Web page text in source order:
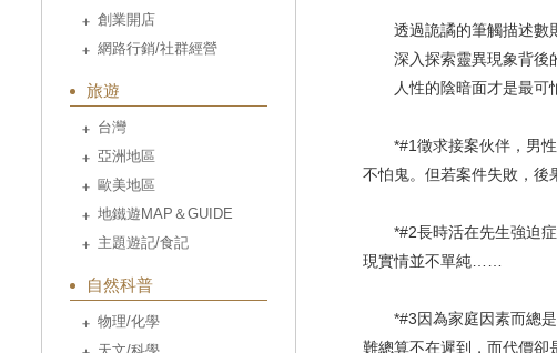
創業開店
網路行銷/社群經營
旅遊
台灣
亞洲地區
歐美地區
地鐵遊MAP＆GUIDE
主題遊記/食記
自然科普
物理/化學
透過詭譎的筆觸描述數則
深入探索靈異現象背後的
人性的陰暗面才是最可怕
*#1徵求接案伙伴，男性
不怕鬼。但若案件失敗，後
*#2長時活在先生強迫症
現實情並不單純……
*#3因為家庭因素而總是
難總算不在遲到，而代價卻